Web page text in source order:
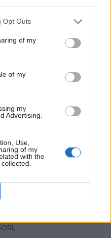
Opt Outs
of my
of my
my
Advertising.
Use,
of my
with the
a sufficienza, tutto
bisognevole di
alla realizzazione
alleati, i Latini, i re
la città con il